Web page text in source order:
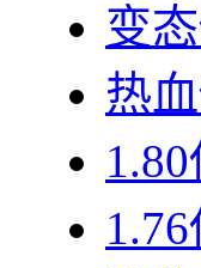
变
热